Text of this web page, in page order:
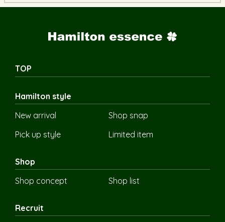
TOP
Hamilton style
New arrival
Shop snap
Pick up style
Limited item
Shop
Shop concept
Shop list
Recruit